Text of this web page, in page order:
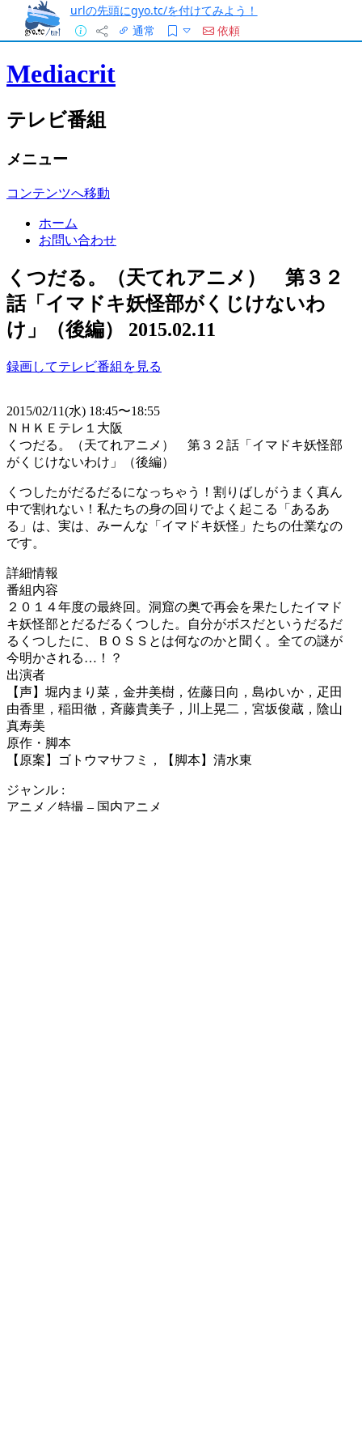
urlの先頭にgyo.tc/を付けてみよう！
通常
依頼